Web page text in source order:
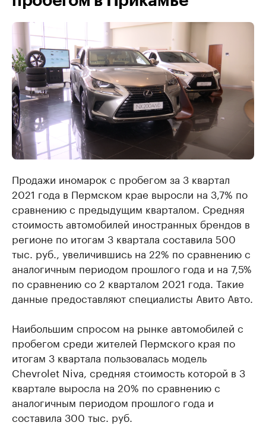
Продажи иномарок с пробегом за 3 квартал
2021 года в Пермском крае выросли на 3,7% по
сравнению с предыдущим кварталом. Средняя
стоимость автомобилей иностранных брендов в
регионе по итогам 3 квартала составила 500
тыс. руб., увеличившись на 22% по сравнению с
аналогичным периодом прошлого года и на 7,5%
по сравнению со 2 кварталом 2021 года. Такие
данные предоставляют специалисты Авито Авто.
Наибольшим спросом на рынке автомобилей с
пробегом среди жителей Пермского края по
итогам 3 квартала пользовалась модель
Chevrolet Niva, средняя стоимость которой в 3
квартале выросла на 20% по сравнению с
аналогичным периодом прошлого года и
составила 300 тыс. руб.